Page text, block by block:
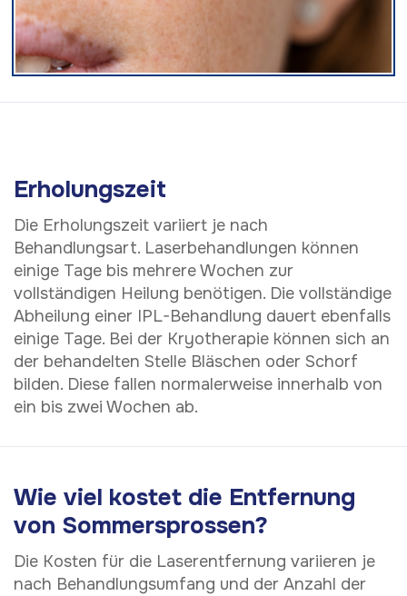
Erholungszeit
Die Erholungszeit variiert je nach
Behandlungsart. Laserbehandlungen können
einige Tage bis mehrere Wochen zur
vollständigen Heilung benötigen. Die vollständige
Abheilung einer IPL-Behandlung dauert ebenfalls
einige Tage. Bei der Kryotherapie können sich an
der behandelten Stelle Bläschen oder Schorf
bilden. Diese fallen normalerweise innerhalb von
ein bis zwei Wochen ab.
Wie viel kostet die Entfernung
von Sommersprossen?
Die Kosten für die Laserentfernung variieren je
nach Behandlungsumfang und der Anzahl der